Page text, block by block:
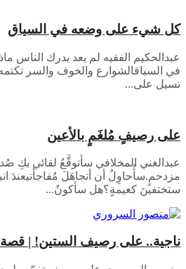
كل شيء على وضعه في السياق
عبدالحكيم الفقيه لم يعد يدرك الناس
في السياقالشوارع والخوف والسر
تسيل على...
على رصيفٍ مُلغَمٍ بالأعين
عبدالغني المخلافي سأتوقَّعُ لقائي
مزدحمٍ.سأُحاوِلُ أن أتجاهَلَ مُفاجأتيعندَ
ستختفينَ كغيمةٍ؟هل سأكونُ...
ناجية.. على رصيف الستين! |